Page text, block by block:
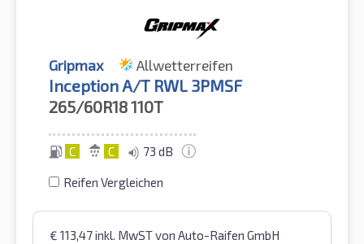
Gripmax Allwetterreifen
Inception A/T RWL 3PMSF
265/60R18110T
C C 73 dB
Reifen Vergleichen
€ 113,47inkl. MwSTvon Auto-Raifen GmbH